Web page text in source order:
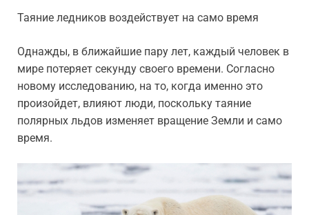
Таяние ледников воздействует на само время
Однажды, в ближайшие пару лет, каждый человек в
мире потеряет секунду своего времени. Согласно
новому исследованию, на то, когда именно это
произойдет, влияют люди, поскольку таяние
полярных льдов изменяет вращение Земли и само
время.